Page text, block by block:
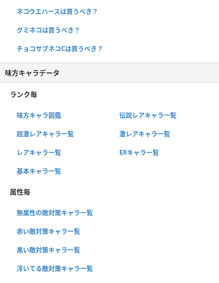
ネコウエハースは買うべき？
グミネコは買うべき？
チョコサプネコCは買うべき？
味方キャラデータ
ランク毎
味方キャラ図鑑 伝説レアキャラ一覧
超激レアキャラ一覧 激レアキャラ一覧
レアキャラ一覧 EXキャラ一覧
基本キャラ一覧
属性毎
無属性の敵対策キャラ一覧
赤い敵対策キャラ一覧
黒い敵対策キャラ一覧
浮いてる敵対策キャラ一覧